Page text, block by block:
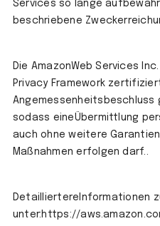
Services so lange
beschriebene
Die AmazonWeb Services
Privacy Framework
Angemessenheitsbeschluss
sodass eineÜbermittlung
auch ohne weitere
Maßnahmen erfolgen darf..
DetailliertereInformationen
unter:https://